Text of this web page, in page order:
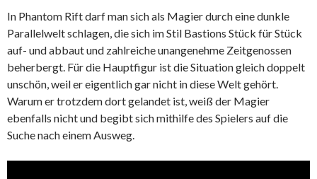
In Phantom Rift darf man sich als Magier durch eine dunkle
Parallelwelt schlagen, die sich im Stil Bastions Stück für Stück
auf- und abbaut und zahlreiche unangenehme Zeitgenossen
beherbergt. Für die Hauptfigur ist die Situation gleich doppelt
unschön, weil er eigentlich gar nicht in diese Welt gehört.
Warum er trotzdem dort gelandet ist, weiß der Magier
ebenfalls nicht und begibt sich mithilfe des Spielers auf die
Suche nach einem Ausweg.